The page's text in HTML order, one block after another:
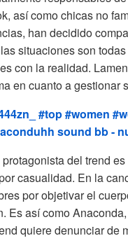
así como chicas no
han decidido
situaciones son
con la realidad.
en cuanto a gestionar
#top#women
sound bb -
del trend
casualidad. En la
por objetivar el
Es así como
quiere denunciar de